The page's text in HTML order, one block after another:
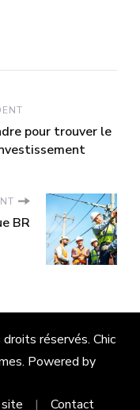
pour trouver le
BR
droits réservés. Chic
. Powered by
Contact